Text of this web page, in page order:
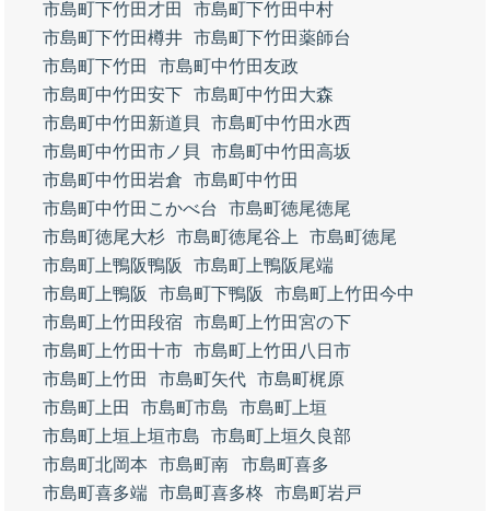
市島町下竹田才田
市島町下竹田中村
市島町下竹田樽井 市島町下竹田薬師台
市島町下竹田
市島町中竹田友政
市島町中竹田安下 市島町中竹田大森
市島町中竹田新道貝
市島町中竹田水西
市島町中竹田市ノ貝
市島町中竹田高坂
市島町中竹田岩倉
市島町中竹田
市島町中竹田こかべ台
市島町徳尾徳尾
市島町徳尾大杉 市島町徳尾谷上
市島町徳尾
市島町上鴨阪鴨阪
市島町上鴨阪尾端
市島町上鴨阪
市島町下鴨阪
市島町上竹田今中
市島町上竹田段宿
市島町上竹田宮の下
市島町上竹田十市 市島町上竹田八日市
市島町上竹田
市島町矢代 市島町梶原
市島町上田
市島町市島
市島町上垣
市島町上垣上垣市島
市島町上垣久良部
市島町北岡本
市島町南
市島町喜多
市島町喜多端 市島町喜多柊
市島町岩戸